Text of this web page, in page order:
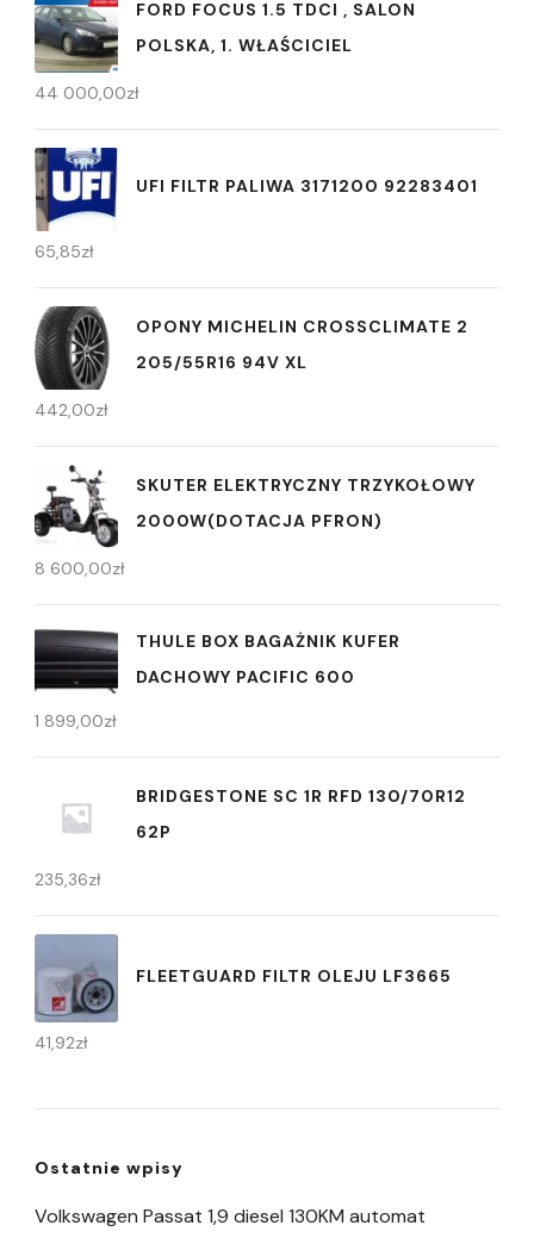
FORD FOCUS 1.5 TDCI , SALON
POLSKA, 1. WŁAŚCICIEL
44 000,00zł
UFI FILTR PALIWA 3171200 92283401
65,85zł
OPONY MICHELIN CROSSCLIMATE 2
205/55R16 94V XL
442,00zł
SKUTER ELEKTRYCZNY TRZYKOŁOWY
2000W(DOTACJA PFRON)
8 600,00zł
THULE BOX BAGAŻNIK KUFER
DACHOWY PACIFIC 600
1 899,00zł
BRIDGESTONE SC 1R RFD 130/70R12
62P
235,36zł
FLEETGUARD FILTR OLEJU LF3665
41,92zł
Ostatnie wpisy
Volkswagen Passat 1,9 diesel 130KM automat